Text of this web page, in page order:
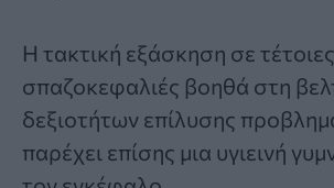
Η τακτική εξάσκηση σε τέτοιες
σπαζοκεφαλιές βοηθά στη
δεξιοτήτων επίλυσης
παρέχει επίσης μια υγιεινή